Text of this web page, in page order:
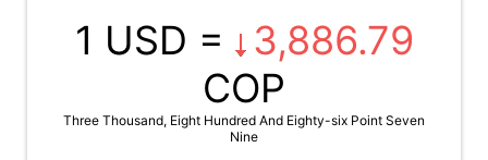
1 USD =
3,886.79
COP
Three Thousand, Eight Hundred And Eighty-six Point Seven
Nine